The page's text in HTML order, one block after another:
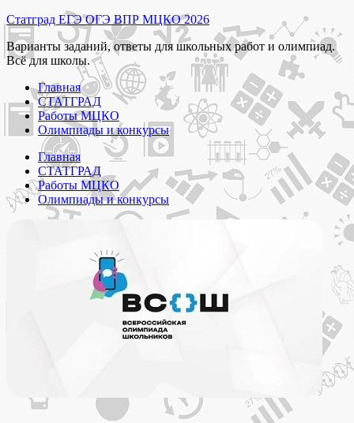
Перейти
к
содержимому
Статград ЕГЭ ОГЭ ВПР МЦКО 2026
Варианты заданий, ответы для школьных работ и олимпиад.
Всё для школы.
Главная
СТАТГРАД
Работы МЦКО
Олимпиады и конкурсы
Главная
СТАТГРАД
Работы МЦКО
Олимпиады и конкурсы